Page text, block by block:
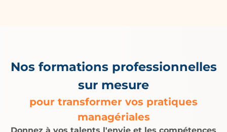
Nos formations professionnelles
sur mesure
pour transformer vos pratiques
managériales